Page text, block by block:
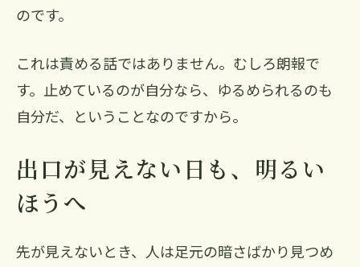
のです。
これは責める話ではありません。むしろ朗報で
す。止めているのが自分なら、ゆるめられるのも
自分だ、ということなのですから。
出口が見えない日も、明るい
ほうへ
先が見えないとき、人は足元の暗さばかり見つめ